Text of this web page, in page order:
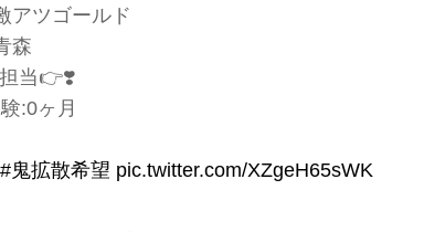
アツゴールド
森
当👉❣️
:0ヶ月
#鬼拡散希望 pic.twitter.com/XZgeH65sWK